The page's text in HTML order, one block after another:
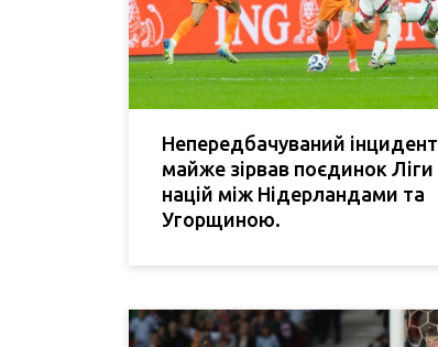
Непередбачуваний інцидент
майже зірвав поєдинок Ліги
націй між Нідерландами та
Угорщиною.